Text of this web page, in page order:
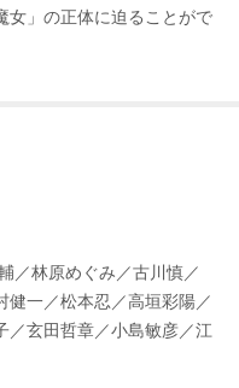
女」の正体に迫ることがで
／林原めぐみ／古川慎／
健一／松本忍／高垣彩陽／
／玄田哲章／小島敏彦／江